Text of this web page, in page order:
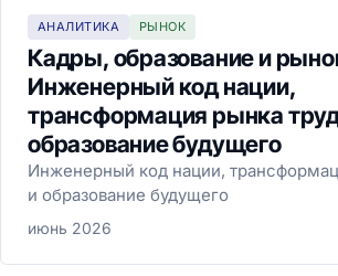
АНАЛИТИКА РЫНОК
Кадры, образование и
Инженерный код нации,
трансформация рынка
образование будущего
Инженерный код нации,
и образование будущего
июнь 2026